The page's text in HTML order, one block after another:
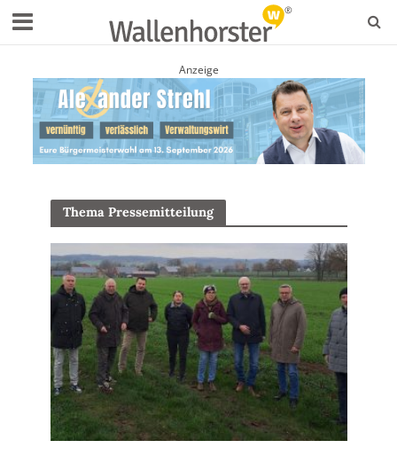
Anzeige
Thema Pressemitteilung